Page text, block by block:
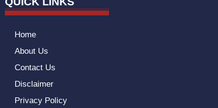
Home
About Us
Contact Us
Disclaimer
Privacy Policy